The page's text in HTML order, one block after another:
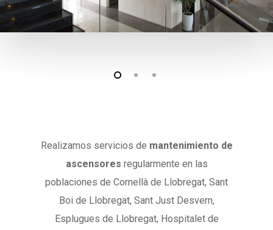
Realizamos servicios de mantenimiento de
ascensores regularmente en las
poblaciones de Cornellà de Llobregat, Sant
Boi de Llobregat, Sant Just Desvern,
Esplugues de Llobregat, Hospitalet de